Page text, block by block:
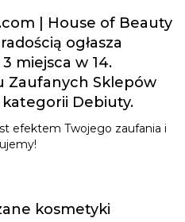
| House of Beauty
ogłasza
miejsca w 14.
Zaufanych Sklepów
Debiuty.
efektem Twojego zaufania i
kosmetyki